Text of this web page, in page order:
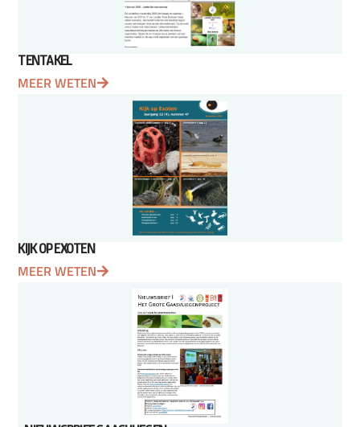
TENTAKEL
MEER WETEN
KIJK OP EXOTEN
MEER WETEN